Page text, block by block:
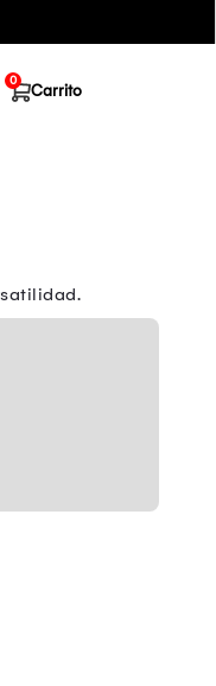
Carrito
0